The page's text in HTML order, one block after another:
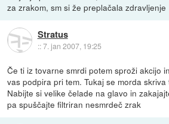
za zrakom, sm si že preplačala zdravljenje
Stratus
::7. jan 2007, 19:25
Če ti iz tovarne smrdi potem sproži akcijo
vas podpira pri tem. Tukaj se morda
Nabijte si velike čelade na glavo in
pa spuščajte filtriran nesmrdeč zrak